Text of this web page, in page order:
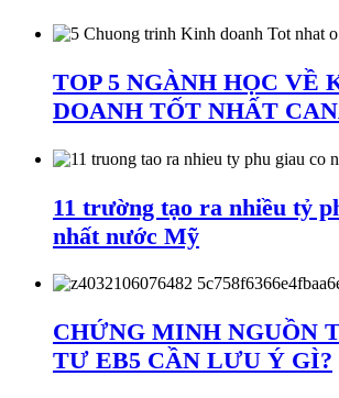
TOP 5 NGÀNH HỌC VỀ
DOANH TỐT NHẤT
11 trường tạo ra nhiều tỷ
nhất nước Mỹ
CHỨNG MINH NGUỒN
TƯ EB5 CẦN LƯU Ý GÌ?